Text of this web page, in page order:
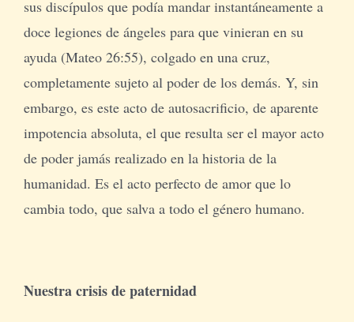
sus discípulos que podía mandar instantáneamente a
doce legiones de ángeles para que vinieran en su
ayuda (Mateo 26:55), colgado en una cruz,
completamente sujeto al poder de los demás. Y, sin
embargo, es este acto de autosacrificio, de aparente
impotencia absoluta, el que resulta ser el mayor acto
de poder jamás realizado en la historia de la
humanidad. Es el acto perfecto de amor que lo
cambia todo, que salva a todo el género humano.
Nuestra crisis de paternidad